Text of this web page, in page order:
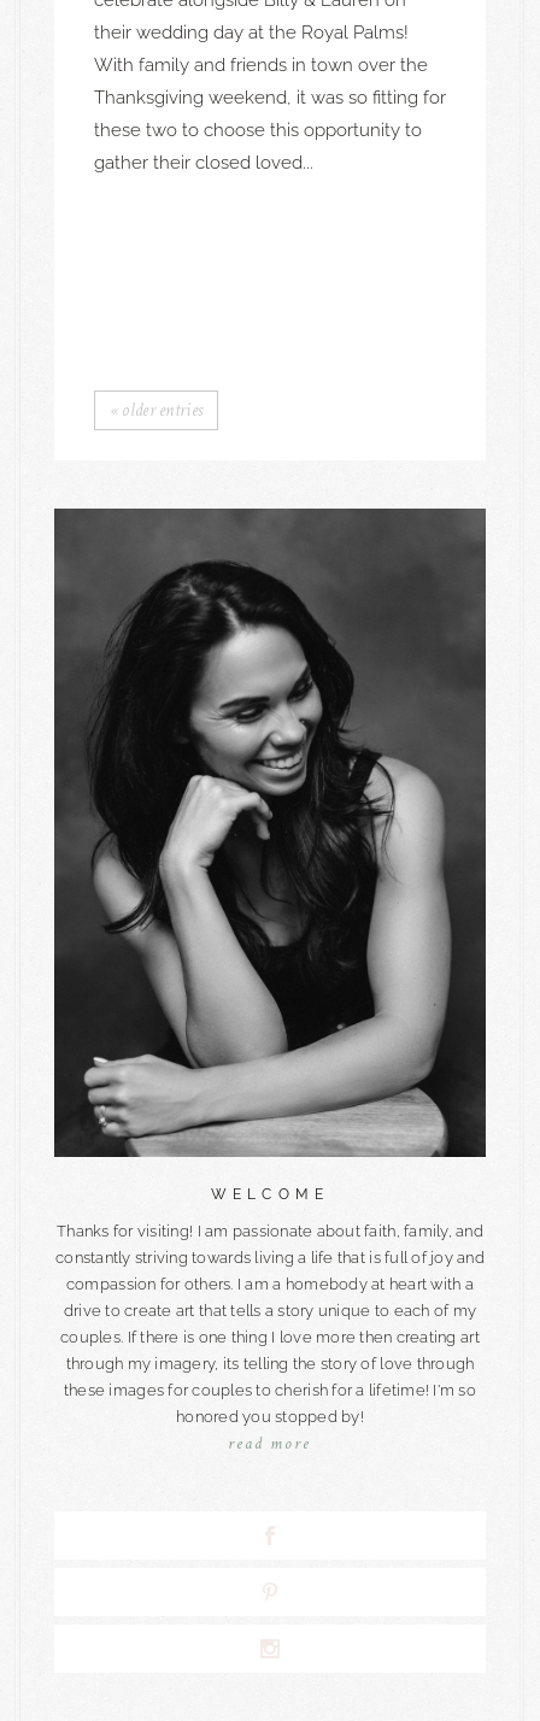
their wedding day at the Royal Palms!
With family and friends in town over the
Thanksgiving weekend, it was so fitting for
these two to choose this opportunity to
gather their closed loved...
« older entries
WELCOME
Thanks for visiting! I am passionate about faith, family, and
constantly striving towards living a life that is full of joy and
compassion for others. I am a homebody at heart with a
drive to create art that tells a story unique to each of my
couples. If there is one thing I love more then creating art
through my imagery, its telling the story of love through
these images for couples to cherish for a lifetime! I'm so
honored you stopped by!
read more